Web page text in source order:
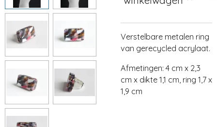
Verstelbare metalen ring
van gerecycled acrylaat.
Afmetingen: 4 cm x 2,3
cm x dikte 1,1 cm, ring 1,7 x
1,9 cm